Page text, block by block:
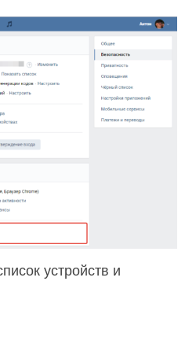
устройств и